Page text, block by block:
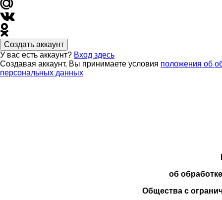
Создать аккаунт
У вас есть аккаунт? Вход здесь
Создавая аккаунт, Вы принимаете условия положения об
персональных данных
об
Общества с